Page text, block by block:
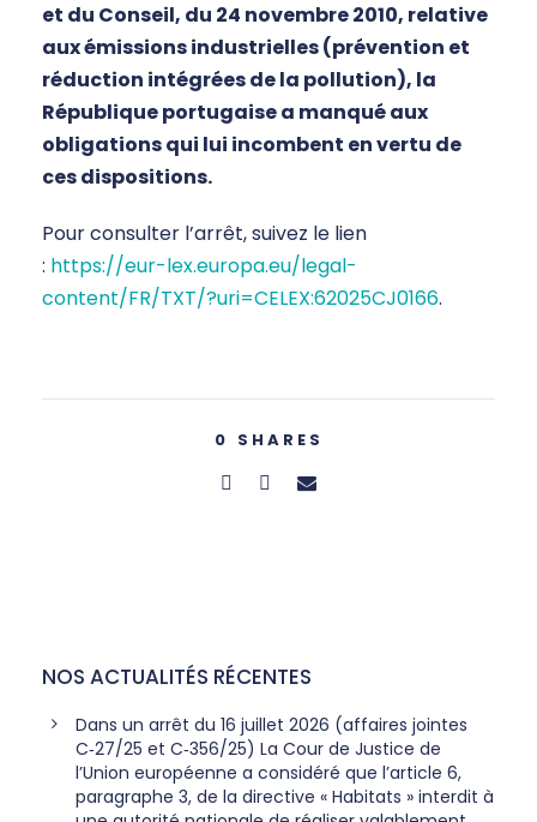
et du Conseil, du 24 novembre 2010, relative
aux émissions industrielles (prévention et
réduction intégrées de la pollution), la
République portugaise a manqué aux
obligations qui lui incombent en vertu de
ces dispositions.
Pour consulter l’arrêt, suivez le lien
: https://eur-lex.europa.eu/legal-
content/FR/TXT/?uri=CELEX:62025CJ0166.
0 SHARES
NOS ACTUALITÉS RÉCENTES
Dans un arrêt du 16 juillet 2026 (affaires jointes
C‑27/25 et C‑356/25) La Cour de Justice de
l’Union européenne a considéré que l’article 6,
paragraphe 3, de la directive « Habitats » interdit à